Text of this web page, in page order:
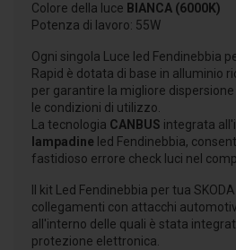
Colore della luce BIANCA (6000K)
Potenza di lavoro: 55W
Ogni singola Luce led Fendinebbia
Rapid è dotata di base in alluminio
per garantire la migliore
le condizioni di utilizzo.
La tecnologia CANBUS integrata
lampadine led Fendinebbia,
fastidioso errore check luci nel
Il kit Led Fendinebbia per tua
collegamenti con attacchi
all'interno delle quali è stata
protezione elettronica.